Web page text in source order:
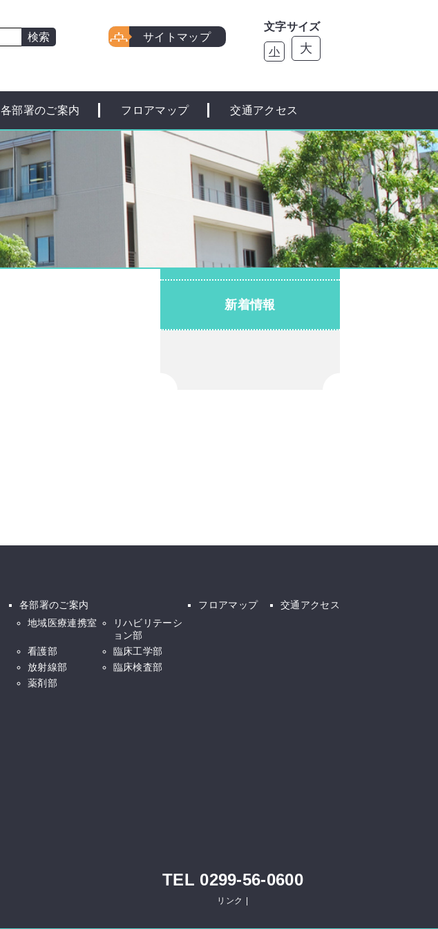
サイトマップ
文字サイズ
小 大
各部署のご案内 フロアマップ 交通アクセス
新着情報
各部署のご案内
地域医療連携室
リハビリテーシ
ョン部
看護部
臨床工学部
放射線部
臨床検査部
薬剤部
フロアマップ 交通アクセス
TEL 0299-56-0600
リンク